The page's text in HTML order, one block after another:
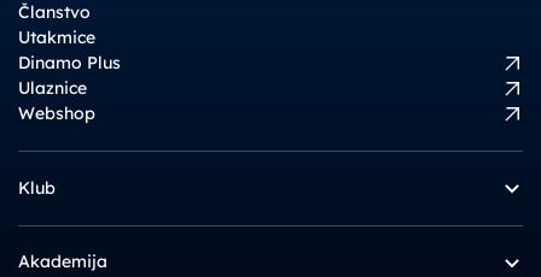
Članstvo
Utakmice
Dinamo Plus
Ulaznice
Webshop
Klub
Akademija